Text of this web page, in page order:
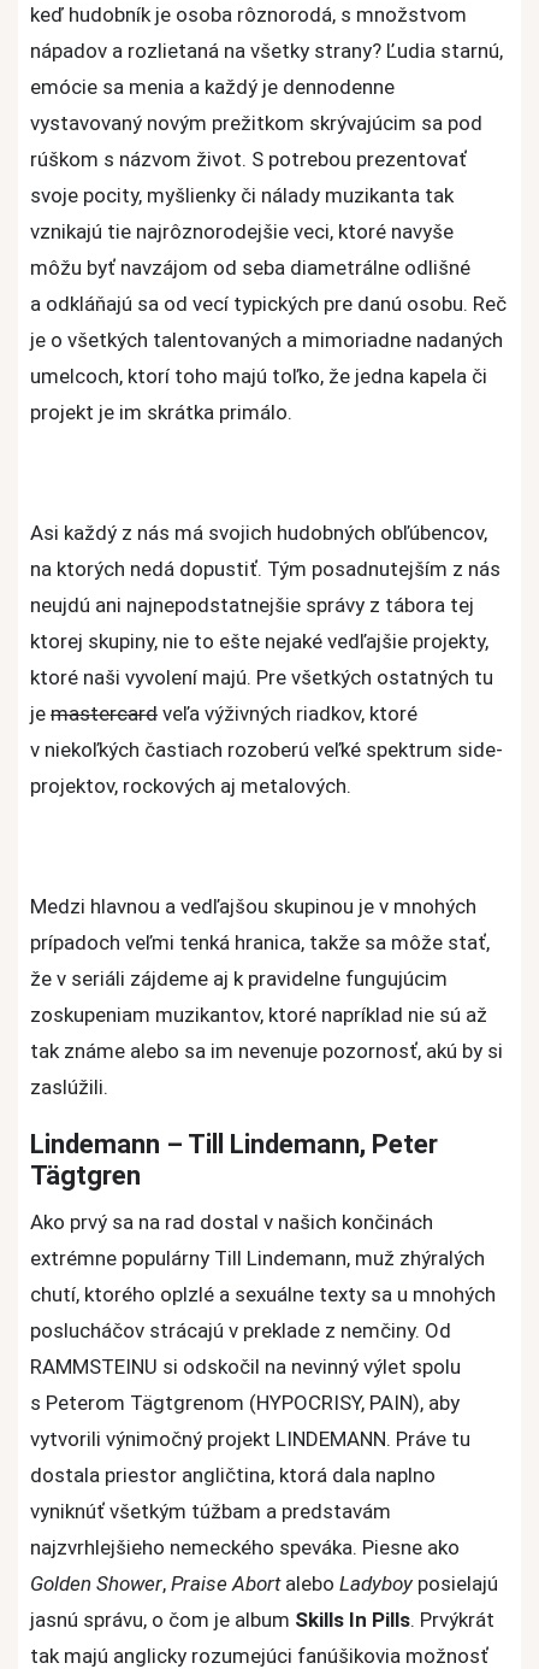
#1
keď hudobník je osoba rôznorodá, s množstvom
nápadov a rozlietaná na všetky strany? Ľudia starnú,
emócie sa menia a každý je dennodenne
vystavovaný novým prežitkom skrývajúcim sa pod
rúškom s názvom život. S potrebou prezentovať
svoje pocity, myšlienky či nálady muzikanta tak
vznikajú tie najrôznorodejšie veci, ktoré navyše
môžu byť navzájom od seba diametrálne odlišné
a odkláňajú sa od vecí typických pre danú osobu. Reč
je o všetkých talentovaných a mimoriadne nadaných
umelcoch, ktorí toho majú toľko, že jedna kapela či
projekt je im skrátka primálo.
Asi každý z nás má svojich hudobných obľúbencov,
na ktorých nedá dopustiť. Tým posadnutejším z nás
neujdú ani najnepodstatnejšie správy z tábora tej
ktorej skupiny, nie to ešte nejaké vedľajšie projekty,
ktoré naši vyvolení majú. Pre všetkých ostatných tu
je mastercard veľa výživných riadkov, ktoré
v niekoľkých častiach rozoberú veľké spektrum side-
projektov, rockových aj metalových.
Medzi hlavnou a vedľajšou skupinou je v mnohých
prípadoch veľmi tenká hranica, takže sa môže stať,
že v seriáli zájdeme aj k pravidelne fungujúcim
zoskupeniam muzikantov, ktoré napríklad nie sú až
tak známe alebo sa im nevenuje pozornosť, akú by si
zaslúžili.
Lindemann – Till Lindemann, Peter
Tägtgren
Ako prvý sa na rad dostal v našich končinách
extrémne populárny Till Lindemann, muž zhýralých
chutí, ktorého oplzlé a sexuálne texty sa u mnohých
poslucháčov strácajú v preklade z nemčiny. Od
RAMMSTEINU si odskočil na nevinný výlet spolu
s Peterom Tägtgrenom (HYPOCRISY, PAIN), aby
vytvorili výnimočný projekt LINDEMANN. Práve tu
dostala priestor angličtina, ktorá dala naplno
vyniknúť všetkým túžbam a predstavám
najzvrhlejšieho nemeckého speváka. Piesne ako
Golden Shower, Praise Abortalebo Ladyboy posielajú
jasnú správu, o čom je album Skills In Pills. Prvýkrát
tak majú anglicky rozumejúci fanúšikovia možnosť